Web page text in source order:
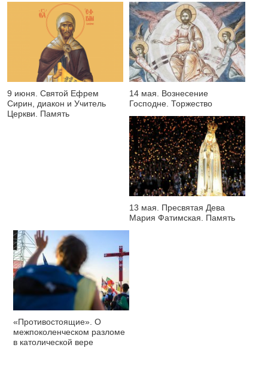
9 июня. Святой Ефрем
Сирин, диакон и Учитель
Церкви. Память
14 мая. Вознесение
Господне. Торжество
13 мая. Пресвятая Дева
Мария Фатимская. Память
«Противостоящие». О
межпоколенческом разломе
в католической вере